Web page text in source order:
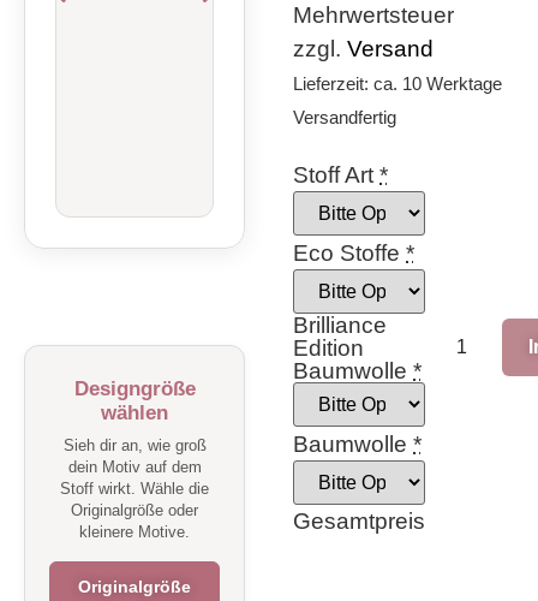
Designgröße
wählen
Sieh dir an, wie groß
dein Motiv auf dem
Stoff wirkt. Wähle die
Originalgröße oder
kleinere Motive.
Originalgröße
Mehrwertsteuer
zzgl. Versand
Lieferzeit: ca. 10 Werktage
Versandfertig
Stoff Art *
Eco Stoffe *
Brilliance
Edition
Baumwolle *
Baumwolle *
Gesamtpreis